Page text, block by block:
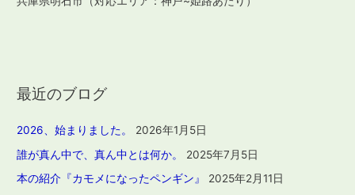
最近のブログ
2026、始まりました。
2026年1月5日
誰が真ん中で、真ん中とは何か。
2025年7月5日
本の紹介『カモメになったペンギン』
2025年2月11日